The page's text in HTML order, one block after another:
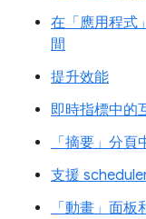
在「應用程式
間
提升效能
即時指標中的
「摘要」分
支援
「動畫」面